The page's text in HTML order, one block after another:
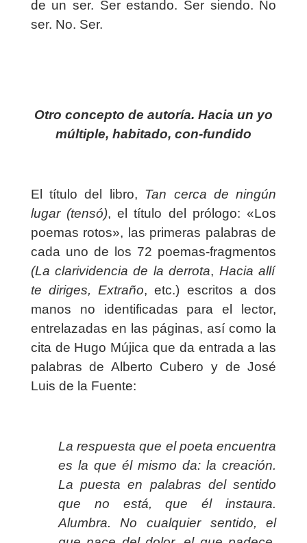
de un ser. Ser estando. Ser siendo. No
ser. No. Ser.
Otro concepto de autoría. Hacia un yo
múltiple, habitado, con-fundido
El título del libro, Tan cerca de ningún
lugar (tensó), el título del prólogo: «Los
poemas rotos», las primeras palabras de
cada uno de los 72 poemas-fragmentos
(La clarividencia de la derrota, Hacia allí
te diriges, Extraño, etc.) escritos a dos
manos no identificadas para el lector,
entrelazadas en las páginas, así como la
cita de Hugo Mújica que da entrada a las
palabras de Alberto Cubero y de José
Luis de la Fuente:
La respuesta que el poeta encuentra
es la que él mismo da: la creación.
La puesta en palabras del sentido
que no está, que él instaura.
Alumbra. No cualquier sentido, el